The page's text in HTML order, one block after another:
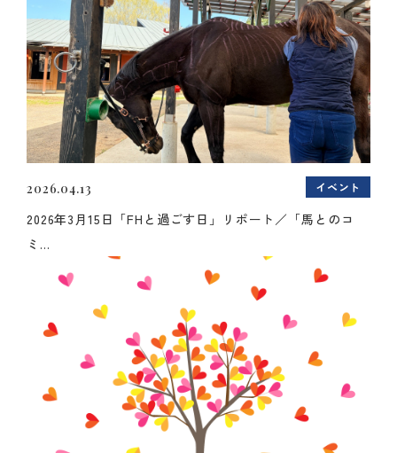
2026.04.13 イベント
2026年3月15日「FHと過ごす日」リポート／「馬とのコ
ミ...